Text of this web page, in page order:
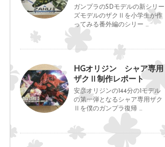
ガンプラのSDモデルの新シリー
ズモデルのザクⅡを小学生が作
ってみる番外編のシリー …
HGオリジン シャア専用
ザクⅡ制作レポート
安彦オリジンの144分の1モデル
の第一弾となるシャア専用ザク
Ⅱを僕のガンプラ復帰 …